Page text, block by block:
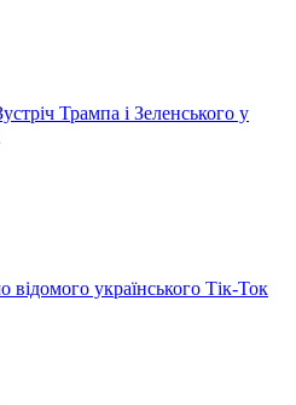
Трампа і Зеленського у
українського Тік-Ток